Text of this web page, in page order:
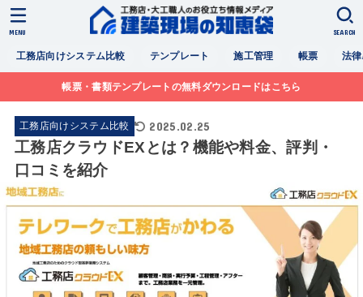
工務店向けシステム比較 テンプレート 施工管理 帳票 法
SEARCH
MENU
帳票・書類テンプレートの無料ダウンロードはこちら
工務店向けシステム比較 2025.02.25
工務店クラウドEXとは？機能や料金、評判・
口コミを紹介